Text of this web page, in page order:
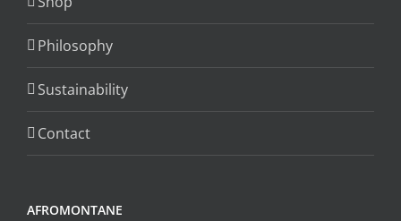
Philosophy
Sustainability
Contact
AFROMONTANE